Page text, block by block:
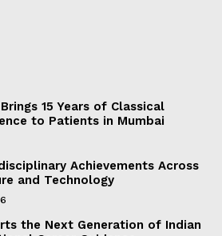
15 Years of Classical
to Patients in Mumbai
Achievements Across
and Technology
the Next Generation of Indian